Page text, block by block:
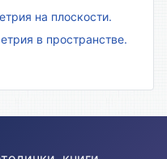
на плоскости.
в пространстве.